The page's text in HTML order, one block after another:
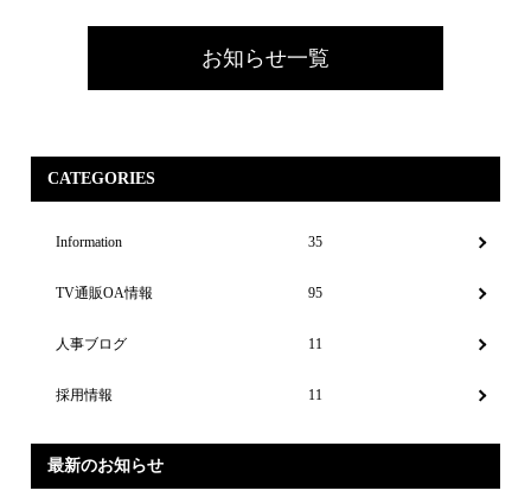
お知らせ一覧
CATEGORIES
Information 35
TV通販OA情報 95
人事ブログ 11
採用情報 11
最新のお知らせ